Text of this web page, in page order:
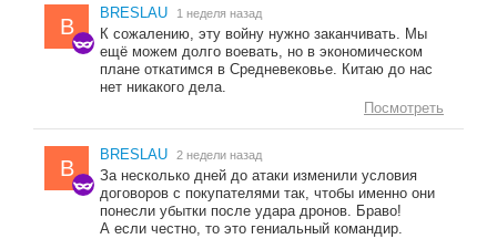
B
BRESLAU 1 неделя назад
К сожалению, эту войну нужно заканчивать. Мы
ещё можем долго воевать, но в экономическом
плане откатимся в Средневековье. Китаю до нас
нет никакого дела.
Посмотреть
B
BRESLAU 2 недели назад
За несколько дней до атаки изменили условия
договоров с покупателями так, чтобы именно они
понесли убытки после удара дронов. Браво!
А если честно, то это гениальный командир.